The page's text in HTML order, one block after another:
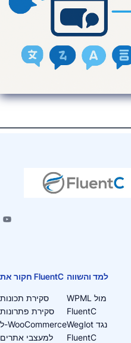
חקור את FluentC
סקירת תכונות
סקירת פתרונות
ל-WooCommerce
למעצבי אתרים
למד והשווה
WPML מול
FluentC
Weglot נגד
FluentC